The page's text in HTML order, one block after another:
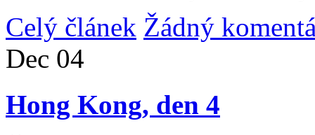
Celý článek Žádný
Dec 04
Hong Kong, den 4